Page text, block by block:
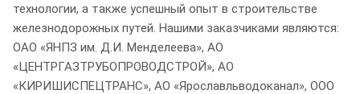
технологии, а также успешный опыт в строительстве
железнодорожных путей. Нашими заказчиками являются:
ОАО «ЯНПЗ им. Д.И. Менделеева», АО
«ЦЕНТРГАЗТРУБОПРОВОДСТРОЙ», АО
«КИРИШИСПЕЦТРАНС», АО «Ярославльводоканал», ООО